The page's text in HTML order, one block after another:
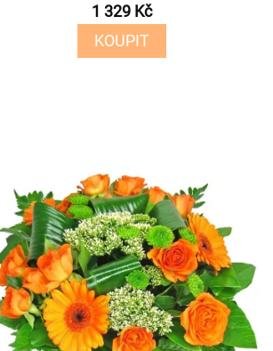
1 329 Kč
KOUPIT